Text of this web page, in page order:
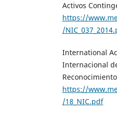
Activos
https://
/
International
Internacional
https://
/18_NIC.pdf